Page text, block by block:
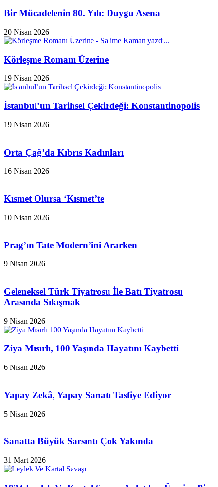
Bir Mücadelenin 80. Yılı: Duygu Asena
20 Nisan 2026
Körleşme Romanı Üzerine
19 Nisan 2026
İstanbul’un Tarihsel Çekirdeği: Konstantinopolis
19 Nisan 2026
Orta Çağ’da Kıbrıs Kadınları
16 Nisan 2026
Kısmet Olursa ‘Kısmet’te
10 Nisan 2026
Prag’ın Tate Modern’ini Ararken
9 Nisan 2026
Geleneksel Türk Tiyatrosu İle Batı Tiyatrosu
Arasında Sıkışmak
9 Nisan 2026
Ziya Mısırlı, 100 Yaşında Hayatını Kaybetti
6 Nisan 2026
Yapay Zekâ, Yapay Sanatı Tasfiye Ediyor
5 Nisan 2026
Sanatta Büyük Sarsıntı Çok Yakında
31 Mart 2026